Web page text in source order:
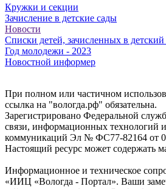
Кружки и секции
Зачисление в детские сады
Новости
Списки детей, зачисленных в детский
Год молодежи - 2023
Новостной информер
При полном или частичном
ссылка на "вологда.рф" обязательна.
Зарегистрировано Федеральной
связи, информационных технологий
коммуникаций Эл № ФС77-82164 от
Настоящий ресурс может содержать
Информационное и техническое
«ИИЦ «Вологда - Портал». Ваши